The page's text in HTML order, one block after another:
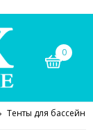
0
Тенты для